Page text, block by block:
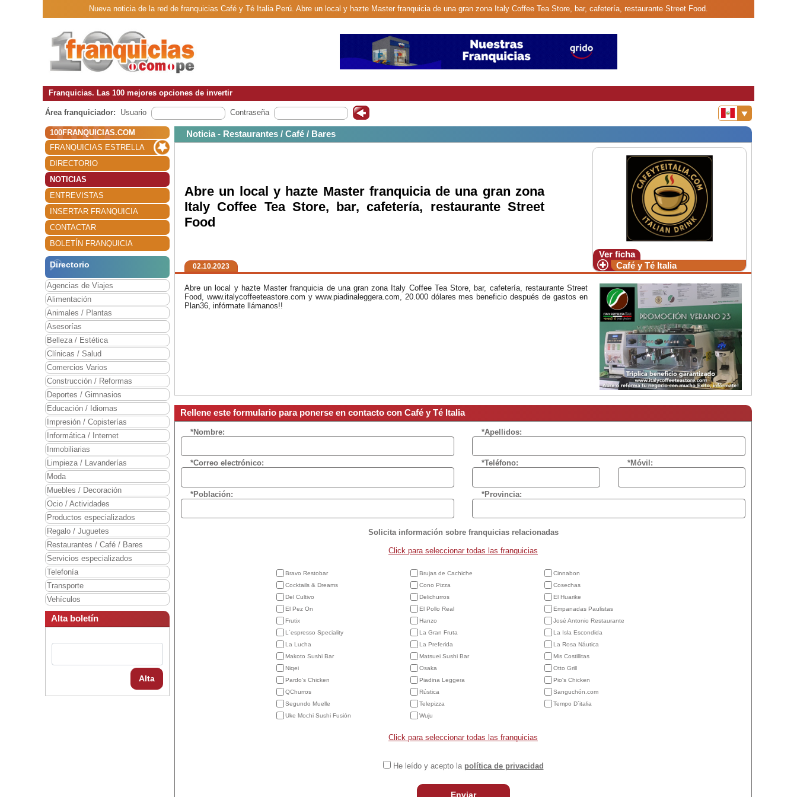
Nueva noticia de la red de franquicias Café y Té Italia Perú. Abre un local y hazte Master franquicia de una gran zona Italy Coffee Tea Store, bar, cafetería, restaurante Street Food.
Franquicias. Las 100 mejores opciones de invertir
Área franquiciador: Usuario Contraseña
100FRANQUICIAS.COM
FRANQUICIAS ESTRELLA
DIRECTORIO
NOTICIAS
ENTREVISTAS
INSERTAR FRANQUICIA
CONTACTAR
BOLETÍN FRANQUICIA
Directorio
Agencias de Viajes
Alimentación
Animales / Plantas
Asesorías
Belleza / Estética
Clínicas / Salud
Comercios Varios
Construcción / Reformas
Deportes / Gimnasios
Educación / Idiomas
Impresión / Copisterías
Informática / Internet
Inmobiliarias
Limpieza / Lavanderías
Moda
Muebles / Decoración
Ocio / Actividades
Productos especializados
Regalo / Juguetes
Restaurantes / Café / Bares
Servicios especializados
Telefonía
Transporte
Vehículos
Alta boletín
Alta
Noticia - Restaurantes / Café / Bares
Ver ficha
Café y Té Italia
Abre un local y hazte Master franquicia de una gran zona
Italy Coffee Tea Store, bar, cafetería, restaurante Street
Food
02.10.2023
Abre un local y hazte Master franquicia de una gran zona Italy Coffee Tea Store, bar, cafetería, restaurante Street
Food, www.italycoffeeteastore.com y www.piadinaleggera.com, 20.000 dólares mes beneficio después de gastos en
Plan36, infórmate llámanos!!
Rellene este formulario para ponerse en contacto con Café y Té Italia
*Nombre: *Apellidos:
*Correo electrónico: *Teléfono: *Móvil:
*Población: *Provincia:
Solicita información sobre franquicias relacionadas
Click para seleccionar todas las franquicias
Bravo Restobar Brujas de Cachiche
Cinnabon
Cocktails & Dreams
Cono Pizza
Cosechas
Del Cultivo
Delichurros
El Huarike
El Pez On
El Pollo Real
Empanadas Paulistas
Frutix
Hanzo
José Antonio Restaurante
L´espresso Speciality
La Gran Fruta
La Isla Escondida
La Lucha
La Preferida
La Rosa Náutica
Makoto Sushi Bar
Matsuei Sushi Bar
Mis Costillitas
Niqei
Osaka
Otto Grill
Pardo's Chicken
Piadina Leggera
Pio's Chicken
QChurros
Rústica
Sanguchón.com
Segundo Muelle
Telepizza
Tempo D´italia
Uke Mochi Sushi Fusión
Wuju
Click para seleccionar todas las franquicias
He leído y acepto la política de privacidad
Enviar